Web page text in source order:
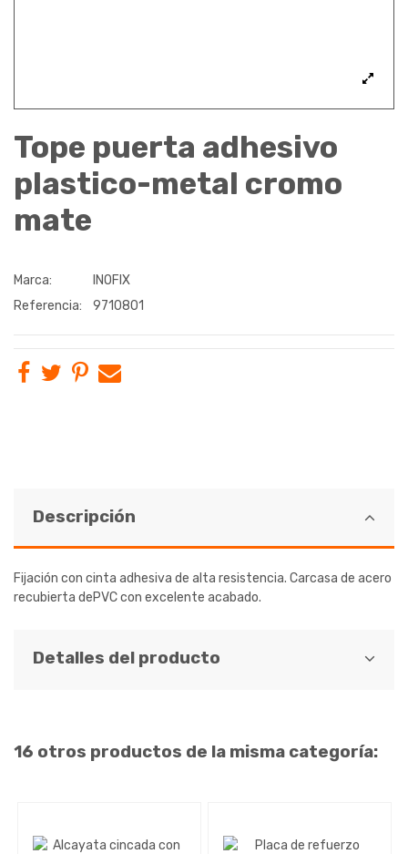
Tope puerta adhesivo
plastico-metal cromo
mate
Marca:
INOFIX
Referencia:
9710801
Descripción
Fijación con cinta adhesiva de alta resistencia. Carcasa de acero
recubierta dePVC con excelente acabado.
Detalles del producto
16 otros productos de la misma categoría: